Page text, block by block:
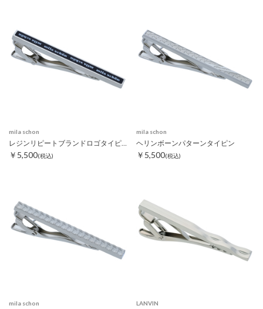
mila schon
レジンリピートブランドロゴタイピン ブラック
￥5,500(税込)
mila schon
ヘリンボーンパターンタイピン
￥5,500(税込)
mila schon LANVIN